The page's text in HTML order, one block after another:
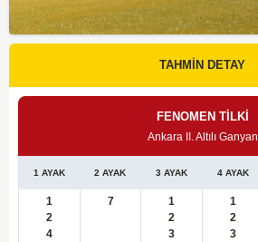
TAHMİN DETAY
FENOMEN TİLKİ
Ankara II. Altılı Ganyan
1 AYAK 2 AYAK 3 AYAK 4 AYAK
1
2
4
7
1
2
3
1
2
3